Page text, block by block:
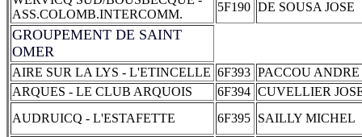
ASS.COLOMB.INTERCOMM.
5F190 DE SOUSA JOSE
GROUPEMENT DE SAINT
OMER
AIRE SUR LA LYS - L'ETINCELLE 6F393 PACCOU ANDRE
ARQUES - LE CLUB ARQUOIS
6F394 CUVELLIER
AUDRUICQ - L'ESTAFETTE
6F395 SAILLY MICHEL